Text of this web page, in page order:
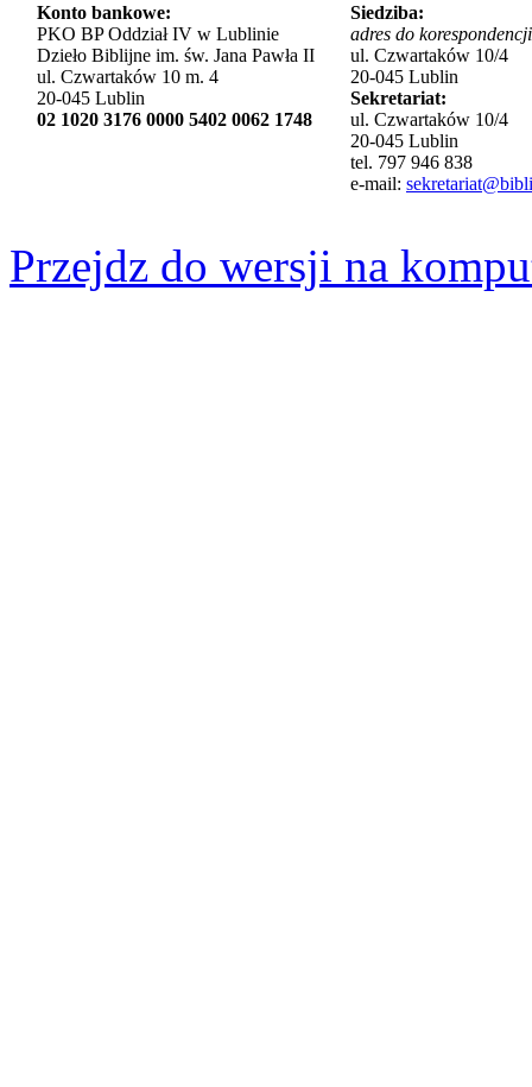
Konto bankowe:
PKO BP Oddział IV w Lublinie
Dzieło Biblijne im. św. Jana Pawła II
ul. Czwartaków 10 m. 4
20-045 Lublin
02 1020 3176 0000 5402 0062 1748
Siedziba:
adres do
ul. Czwartaków 10/4
20-045 Lublin
Sekretariat:
ul. Czwartaków 10/4
20-045 Lublin
tel. 797 946 838
e-mail:
Przejdz do wersji na